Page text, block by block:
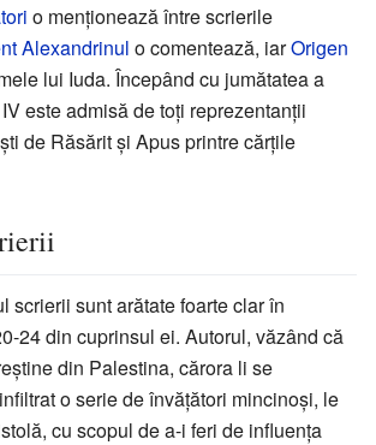
o menţionează între scrierile
Alexandrinul o comentează, iarOrigen
lui Iuda. Începând cu jumătatea a
este admisă de toţi reprezentanţii
de Răsărit şi Apus printre cărţile
scrierii sunt arătate foarte clar în
24 din cuprinsul ei. Autorul, văzând că
din Palestina, cărora li se
o serie de învăţători mincinoşi, le
cu scopul de a-i feri de influenţa